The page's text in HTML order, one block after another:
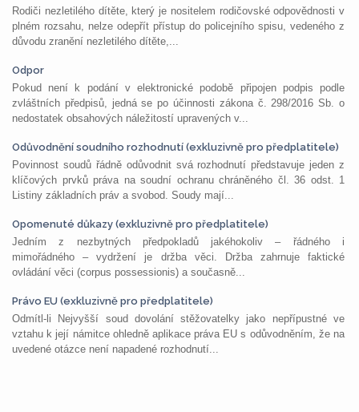
Rodiči nezletilého dítěte, který je nositelem rodičovské odpovědnosti v
plném rozsahu, nelze odepřít přístup do policejního spisu, vedeného z
důvodu zranění nezletilého dítěte,...
Odpor
Pokud není k podání v elektronické podobě připojen podpis podle
zvláštních předpisů, jedná se po účinnosti zákona č. 298/2016 Sb. o
nedostatek obsahových náležitostí upravených v...
Odůvodnění soudního rozhodnutí (exkluzivně pro předplatitele)
Povinnost soudů řádně odůvodnit svá rozhodnutí představuje jeden z
klíčových prvků práva na soudní ochranu chráněného čl. 36 odst. 1
Listiny základních práv a svobod. Soudy mají...
Opomenuté důkazy (exkluzivně pro předplatitele)
Jedním z nezbytných předpokladů jakéhokoliv – řádného i
mimořádného – vydržení je držba věci. Držba zahrnuje faktické
ovládání věci (corpus possessionis) a současně...
Právo EU (exkluzivně pro předplatitele)
Odmítl-li Nejvyšší soud dovolání stěžovatelky jako nepřípustné ve
vztahu k její námitce ohledně aplikace práva EU s odůvodněním, že na
uvedené otázce není napadené rozhodnutí...